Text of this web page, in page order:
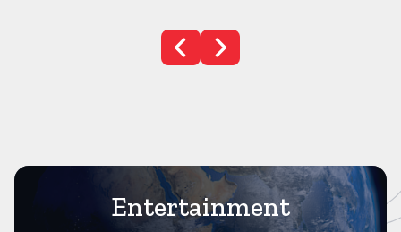
Entertainment